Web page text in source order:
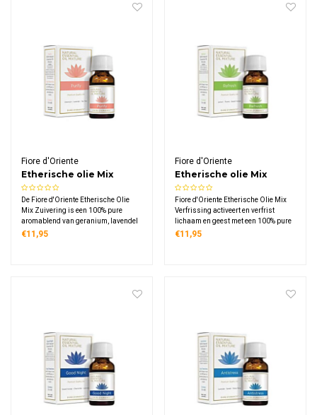
Fiore d'Oriente
Etherische olie Mix
Zuivering
De Fiore d'Oriente Etherische Olie
Mix Zuivering is een 100% pure
aromablend van geranium, lavendel
en tea tree. Perfect voor gebruik in een
€11,95
Fiore d'Oriente
Etherische olie Mix
Verfrissing
Fiore d'Oriente Etherische Olie Mix
Verfrissing activeert en verfrist
lichaam en geest met een 100% pure
blend van citroen, tijm en zoete
€11,95